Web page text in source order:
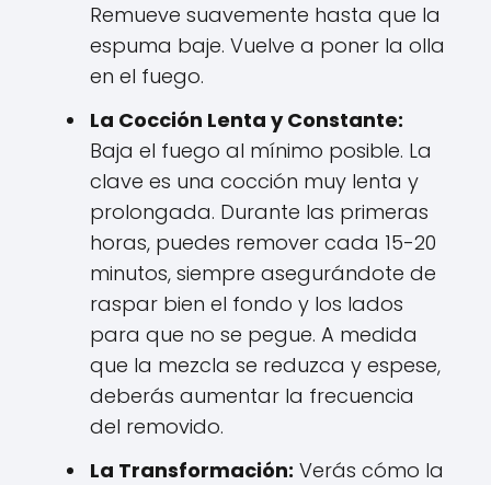
Remueve suavemente hasta que la
espuma baje. Vuelve a poner la olla
en el fuego.
La Cocción Lenta y Constante:
Baja el fuego al mínimo posible. La
clave es una cocción muy lenta y
prolongada. Durante las primeras
horas, puedes remover cada 15-20
minutos, siempre asegurándote de
raspar bien el fondo y los lados
para que no se pegue. A medida
que la mezcla se reduzca y espese,
deberás aumentar la frecuencia
del removido.
La Transformación: Verás cómo la